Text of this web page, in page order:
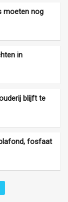
moeten nog
in
blijft te
fosfaat